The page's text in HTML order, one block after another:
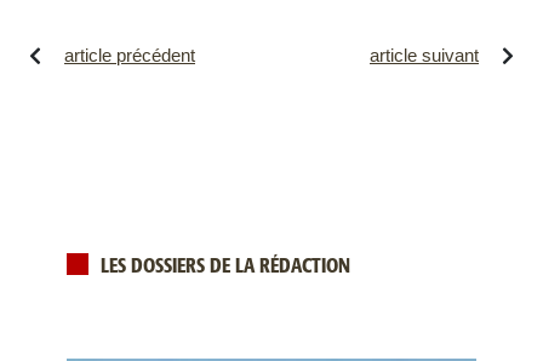
article précédent article suivant
LES DOSSIERS DE LA RÉDACTION